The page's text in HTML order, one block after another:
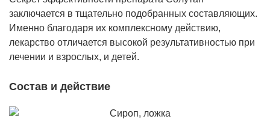
заключается в тщательно подобранных составляющих.
Именно благодаря их комплексному действию,
лекарство отличается высокой результативностью при
лечении и взрослых, и детей.
Состав и действие